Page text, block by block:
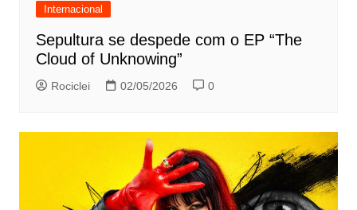
Internacional
Sepultura se despede com o EP “The
Cloud of Unknowing”
Rociclei 02/05/2026 0